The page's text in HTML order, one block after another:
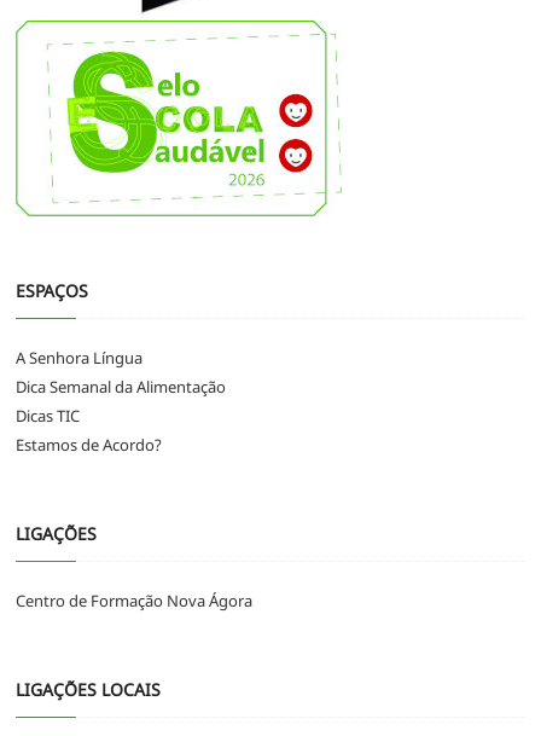
ESPAÇOS
A Senhora Língua
Dica Semanal da Alimentação
Dicas TIC
Estamos de Acordo?
LIGAÇÕES
Centro de Formação Nova Ágora
LIGAÇÕES LOCAIS